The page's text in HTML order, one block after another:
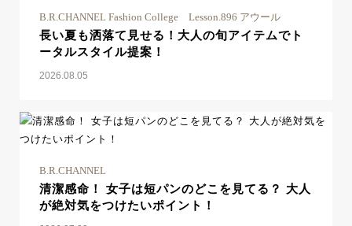
B.R.CHANNEL Fashion College Lesson.896 アウール
長い夏も洒落て見せる！大人の旬アイテムでト
ータルスタイル提案！
2026.08.05
B.R.CHANNEL
清潔感命！ 女子は短パンのどこを見てる？ 大人
が絶対気をつけたいポイント！